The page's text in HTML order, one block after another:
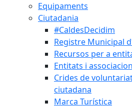
Equipaments
Ciutadania
#CaldesDecidim
Registre Municipal
Recursos per a
Entitats i
Crides de
ciutadana
Marca Turística